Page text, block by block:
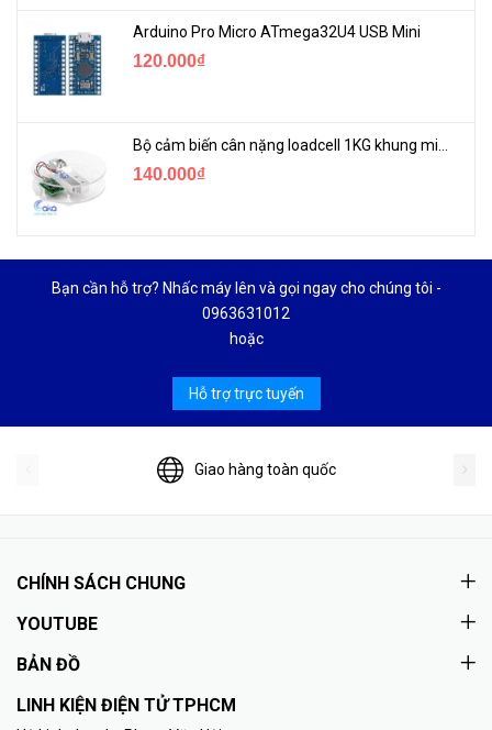
Arduino Pro Micro ATmega32U4 USB Mini
120.000₫
140.000₫
Bạn cần hỗ trợ? Nhấc máy lên và gọi ngay cho chúng tôi -
0963631012
hoặc
Hỗ trợ trực tuyến
Giao hàng toàn quốc
CHÍNH SÁCH CHUNG
YOUTUBE
BẢN ĐỒ
LINH KIỆN ĐIỆN TỬ TPHCM